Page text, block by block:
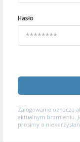
Hasło
Zalogowanie oznacza
aktualnym brzmieniu.
prosimy o